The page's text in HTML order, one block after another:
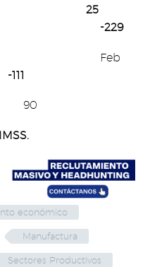
25
-229
Feb
90
económico
Manufactura
Sectores Productivos